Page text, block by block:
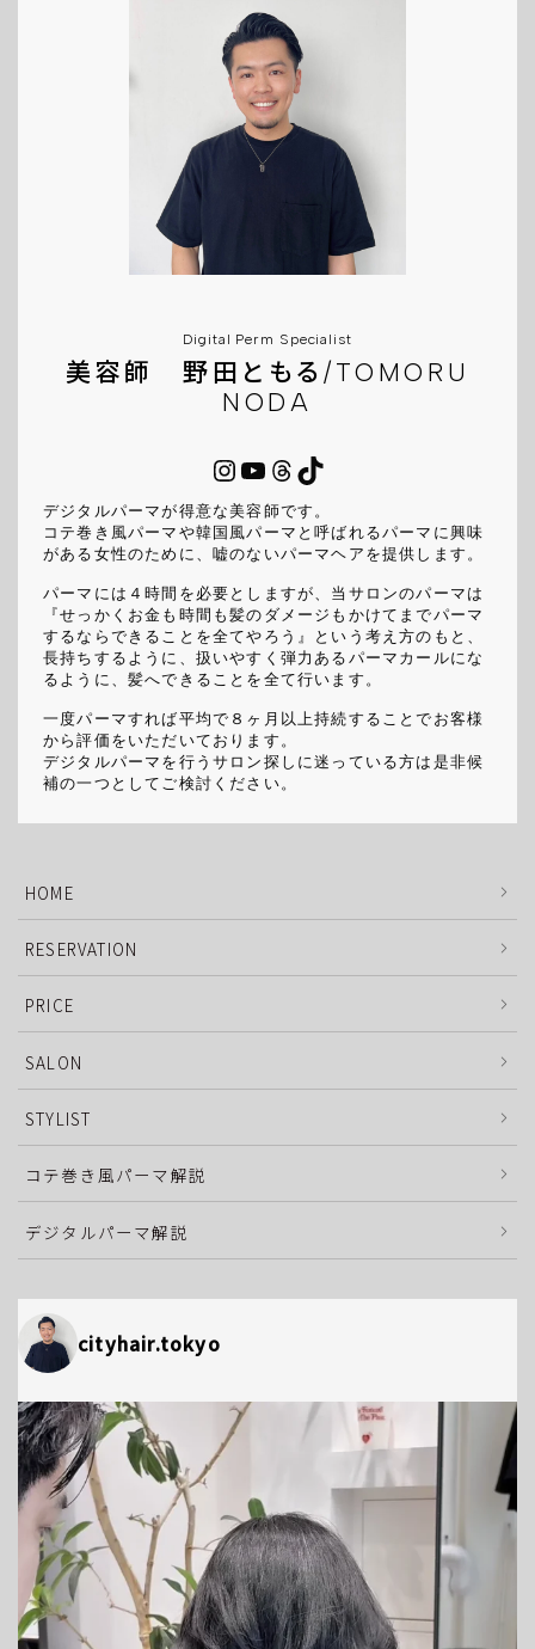
Digital Perm Specialist
美容師 野田ともる/TOMORU
NODA
InstagramYouTube Threads TikTok
デジタルパーマが得意な美容師です。
コテ巻き風パーマや韓国風パーマと呼ばれるパーマに興味
がある女性のために、嘘のないパーマヘアを提供します。
パーマには４時間を必要としますが、当サロンのパーマは
『せっかくお金も時間も髪のダメージもかけてまでパーマ
するならできることを全てやろう』という考え方のもと、
長持ちするように、扱いやすく弾力あるパーマカールにな
るように、髪へできることを全て行います。
一度パーマすれば平均で８ヶ月以上持続することでお客様
から評価をいただいております。
デジタルパーマを行うサロン探しに迷っている方は是非候
補の一つとしてご検討ください。
HOME
RESERVATION
PRICE
SALON
STYLIST
コテ巻き風パーマ解説
デジタルパーマ解説
cityhair.tokyo